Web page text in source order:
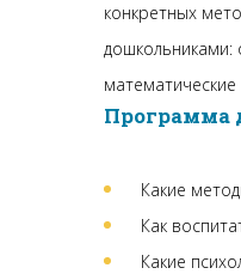
конкретных
дошкольниками:
Программа
Какие
Как
Какие